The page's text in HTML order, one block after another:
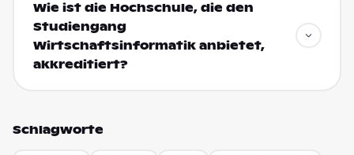
Wie ist die Hochschule, die den
Studiengang
Wirtschaftsinformatik anbietet,
akkreditiert?
Schlagworte